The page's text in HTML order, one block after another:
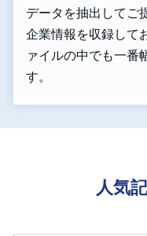
データを抽出してご
企業情報を収録して
ァイルの中でも一番
す。
人気